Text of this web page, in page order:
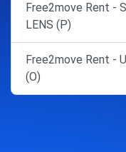
Free2move Rent -
LENS (P)
Free2move Rent -
(O)